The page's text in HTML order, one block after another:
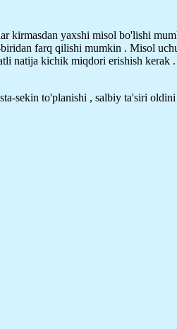
kirmasdan yaxshi misol bo'lishi
farq qilishi mumkin . Misol
natija kichik miqdori erishish
sekin to'planishi , salbiy ta'siri